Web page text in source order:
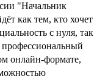
"Начальник
как тем, кто хочет
с нуля, так
профессиональный
онлайн-формате,